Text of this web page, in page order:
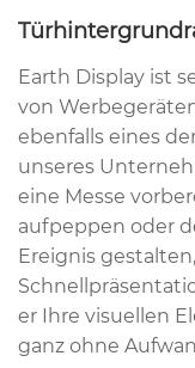
Earth Display ist
von
ebenfalls eines
unseres
eine Messe
aufpeppen oder
Ereignis
er Ihre visuellen
ganz ohne